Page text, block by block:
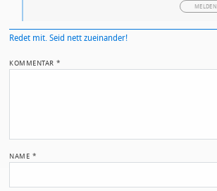
MELDEN
Redet mit. Seid nett zueinander!
KOMMENTAR*
NAME *